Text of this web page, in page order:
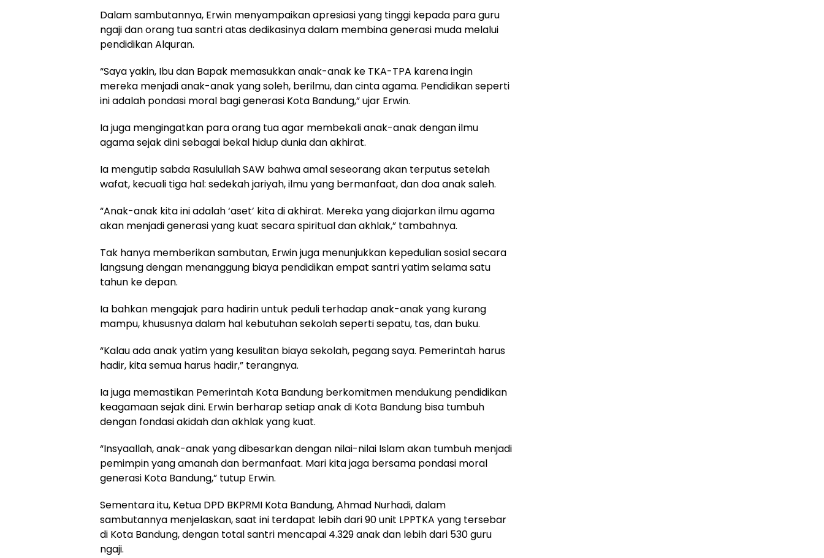
Dalam sambutannya, Erwin menyampaikan apresiasi yang tinggi kepada para guru
ngaji dan orang tua santri atas dedikasinya dalam membina generasi muda melalui
pendidikan Alquran.
“Saya yakin, Ibu dan Bapak memasukkan anak-anak ke TKA-TPA karena ingin
mereka menjadi anak-anak yang soleh, berilmu, dan cinta agama. Pendidikan seperti
ini adalah pondasi moral bagi generasi Kota Bandung,” ujar Erwin.
Ia juga mengingatkan para orang tua agar membekali anak-anak dengan ilmu
agama sejak dini sebagai bekal hidup dunia dan akhirat.
Ia mengutip sabda Rasulullah SAW bahwa amal seseorang akan terputus setelah
wafat, kecuali tiga hal: sedekah jariyah, ilmu yang bermanfaat, dan doa anak saleh.
“Anak-anak kita ini adalah ‘aset’ kita di akhirat. Mereka yang diajarkan ilmu agama
akan menjadi generasi yang kuat secara spiritual dan akhlak,” tambahnya.
Tak hanya memberikan sambutan, Erwin juga menunjukkan kepedulian sosial secara
langsung dengan menanggung biaya pendidikan empat santri yatim selama satu
tahun ke depan.
Ia bahkan mengajak para hadirin untuk peduli terhadap anak-anak yang kurang
mampu, khususnya dalam hal kebutuhan sekolah seperti sepatu, tas, dan buku.
“Kalau ada anak yatim yang kesulitan biaya sekolah, pegang saya. Pemerintah harus
hadir, kita semua harus hadir,” terangnya.
Ia juga memastikan Pemerintah Kota Bandung berkomitmen mendukung pendidikan
keagamaan sejak dini. Erwin berharap setiap anak di Kota Bandung bisa tumbuh
dengan fondasi akidah dan akhlak yang kuat.
“Insyaallah, anak-anak yang dibesarkan dengan nilai-nilai Islam akan tumbuh menjadi
pemimpin yang amanah dan bermanfaat. Mari kita jaga bersama pondasi moral
generasi Kota Bandung,” tutup Erwin.
Sementara itu, Ketua DPD BKPRMI Kota Bandung, Ahmad Nurhadi, dalam
sambutannya menjelaskan, saat ini terdapat lebih dari 90 unit LPPTKA yang tersebar
di Kota Bandung, dengan total santri mencapai 4.329 anak dan lebih dari 530 guru
ngaji.